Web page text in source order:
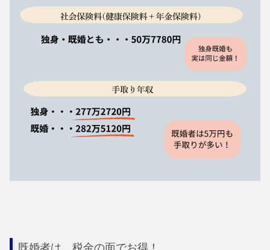
既婚者は、税金の面でお得！